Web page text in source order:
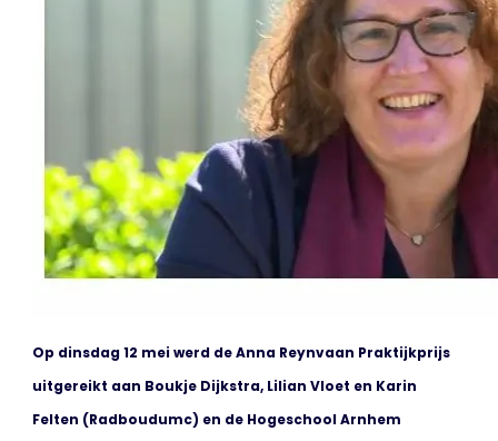
Op dinsdag 12 mei werd de Anna Reynvaan Praktijkprijs
uitgereikt aan Boukje Dijkstra, Lilian Vloet en Karin
Felten (Radboudumc) en de Hogeschool Arnhem